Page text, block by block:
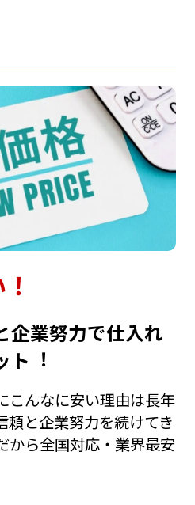
企業努⼒で仕⼊れ
ト︕
こんなに安い理由は⻑年
頼と企業努⼒を続けてき
から全国対応・業界最安